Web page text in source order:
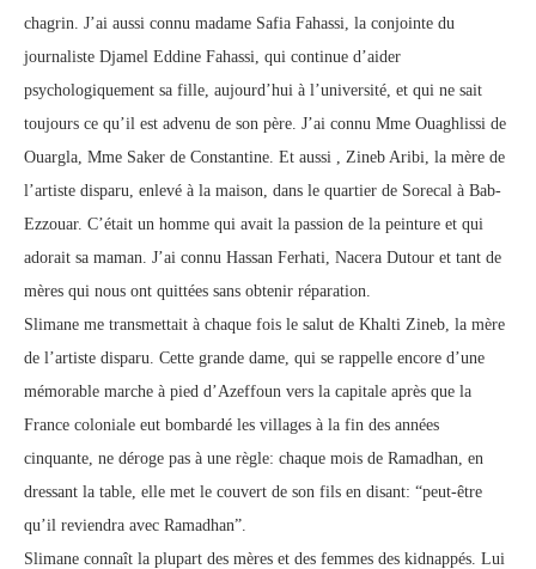
chagrin. J’ai aussi connu madame Safia Fahassi, la conjointe du
journaliste Djamel Eddine Fahassi, qui continue d’aider
psychologiquement sa fille, aujourd’hui à l’université, et qui ne sait
toujours ce qu’il est advenu de son père. J’ai connu Mme Ouaghlissi de
Ouargla, Mme Saker de Constantine. Et aussi , Zineb Aribi, la mère de
l’artiste disparu, enlevé à la maison, dans le quartier de Sorecal à Bab-
Ezzouar. C’était un homme qui avait la passion de la peinture et qui
adorait sa maman. J’ai connu Hassan Ferhati, Nacera Dutour et tant de
mères qui nous ont quittées sans obtenir réparation.
Slimane me transmettait à chaque fois le salut de Khalti Zineb, la mère
de l’artiste disparu. Cette grande dame, qui se rappelle encore d’une
mémorable marche à pied d’Azeffoun vers la capitale après que la
France coloniale eut bombardé les villages à la fin des années
cinquante, ne déroge pas à une règle: chaque mois de Ramadhan, en
dressant la table, elle met le couvert de son fils en disant: “peut-être
qu’il reviendra avec Ramadhan”.
Slimane connaît la plupart des mères et des femmes des kidnappés. Lui